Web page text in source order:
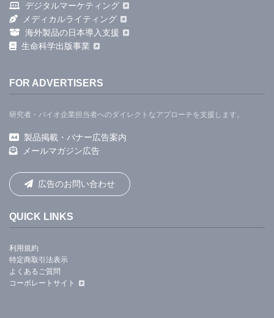
デジタルマーケティング
メディカルライティング
海外製品の日本導入支援
生命科学出版事業
FOR ADVERTISERS
研究者・バイオ企業担当者へのダイレクトなアプローチを支援します。
製品掲載・バナー広告案内
メールマガジン広告
広告のお問い合わせ
QUICK LINKS
利用規約
特定商取引法表示
よくあるご質問
コーポレートサイト